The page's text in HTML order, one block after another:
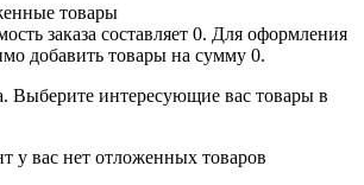
товары
заказа составляет 0. Для оформления
добавить товары на сумму 0.
Выберите интересующие вас товары в
у вас нет отложенных товаров